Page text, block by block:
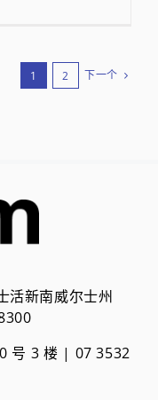
1 2 下一个
活新南威尔士州
号 3 楼 | 07 3532